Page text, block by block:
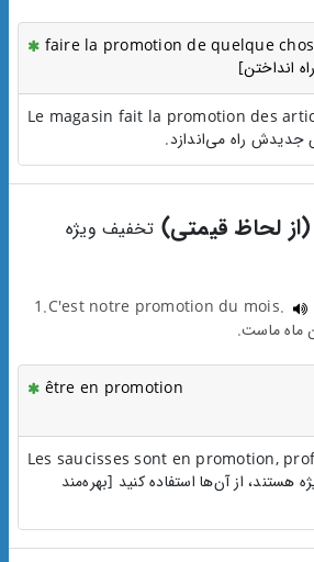
faire la promotion de quelque
انداختن]
Le magasin fait la promotion des
جدیدش راه می‌اندازد.
(از لحاظ قیمتی) تخفیف ویژه
1.C'est notre promotion du mois.
être en promotion
Les saucisses sont en promotion,
از آن‌ها استفاده کنید [بهره‌مند